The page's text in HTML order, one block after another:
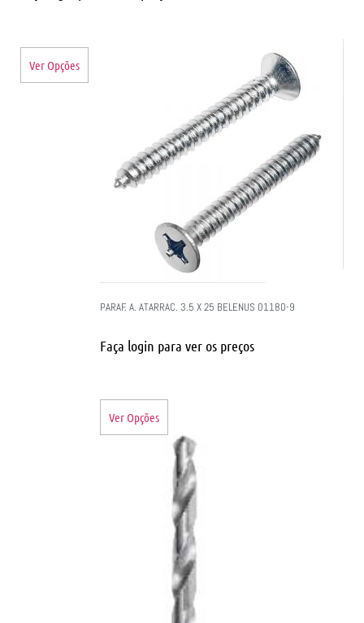
Ver Opções
PARAF. A. ATARRAC. 3.5 X 25 BELENUS 01180-9
Faça login para ver os preços
Ver Opções